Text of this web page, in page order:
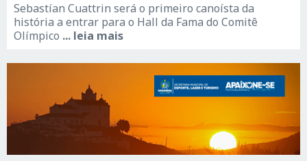
Sebastían Cuattrin será o primeiro canoísta da
história a entrar para o Hall da Fama do Comitê
Olímpico ... leia mais